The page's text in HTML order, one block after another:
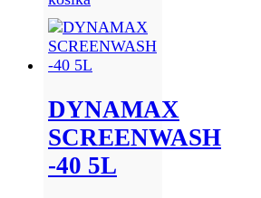
DYNAMAX
SCREENWASH
-40 5L